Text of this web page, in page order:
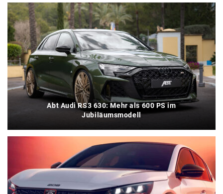
Abt Audi RS3 630: Mehr als 600 PS im
Jubiläumsmodell